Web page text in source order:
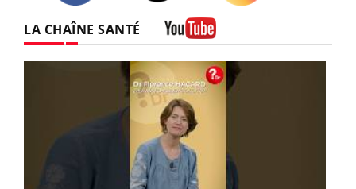
LA CHAÎNE SANTÉ